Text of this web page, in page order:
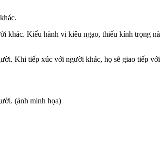
khác. Kiểu hành vi kiêu ngạo, thiếu kính trọng
Khi tiếp xúc với người khác, họ sẽ giao tiếp
(ảnh minh họa)